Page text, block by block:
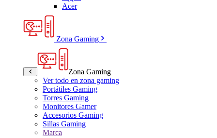
Acer
Zona Gaming
Zona Gaming
Ver todo en zona gaming
Portátiles Gaming
Torres Gaming
Monitores Gamer
Accesorios Gaming
Sillas Gaming
Marca